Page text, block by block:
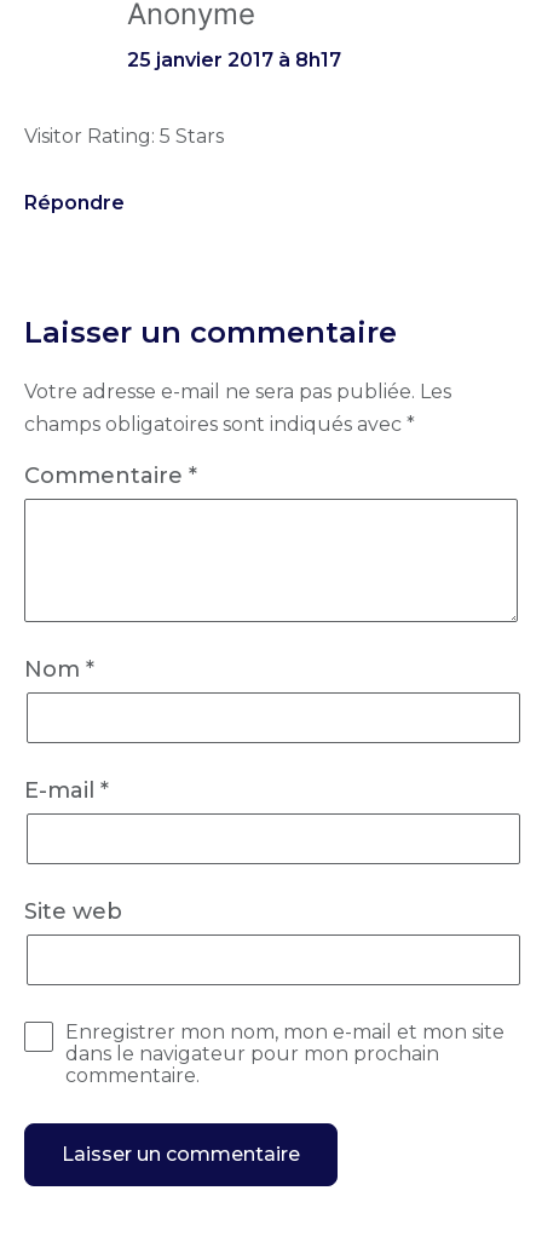
Anonyme
25 janvier 2017 à 8h17
Visitor Rating: 5 Stars
Répondre
Laisser un commentaire
Votre adresse e-mail ne sera pas publiée. Les
champs obligatoires sont indiqués avec *
Commentaire *
Nom *
E-mail *
Site web
Enregistrer mon nom, mon e-mail et mon site
dans le navigateur pour mon prochain
commentaire.